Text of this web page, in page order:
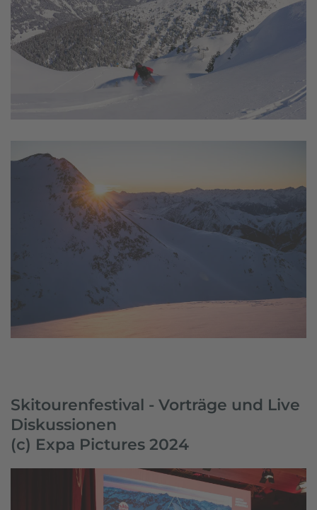
Skitourenfestival - Vorträge und Live
Diskussionen
(c) Expa Pictures 2024